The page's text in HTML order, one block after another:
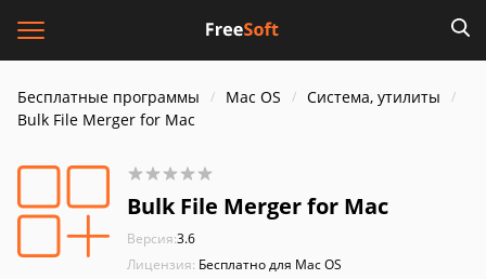
Бесплатные программы Mac OS
Система, утилиты
Bulk File Merger for Mac
Bulk File Merger for Mac
Версия:3.6
Лицензия: Бесплатно для Mac OS